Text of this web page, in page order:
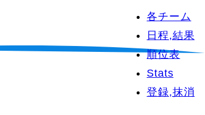
各チーム
日程,結果
順位表
Stats
登録,抹消